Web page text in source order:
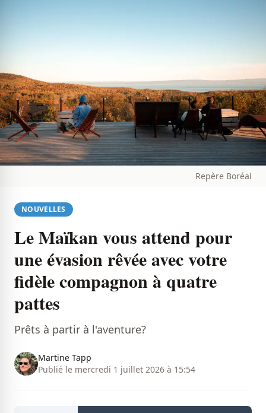
Repère Boréal
NOUVELLES
Le Maïkan vous attend pour
une évasion rêvée avec votre
fidèle compagnon à quatre
pattes
Prêts à partir à l'aventure?
Martine Tapp
Publié le mercredi 1 juillet 2026 à 15:54